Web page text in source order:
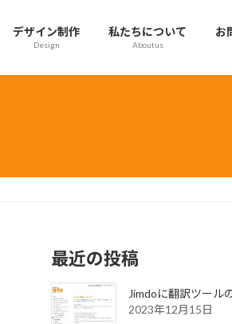
デザイン制作
Design
私たちについて
Aboutus
お
最近の投稿
Jimdoに翻訳ツール
2023年12月15日